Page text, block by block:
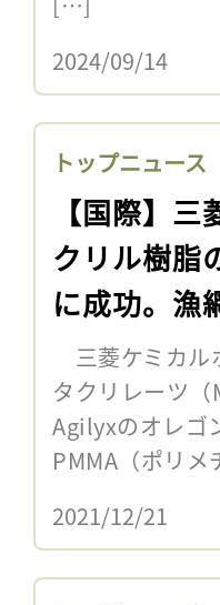
2024/09/14
トップニュース
【国際】
クリル樹脂
に成功。漁
三菱ケミカル
タクリレーツ
Agilyxのオレゴ
PMMA（ポリ
2021/12/21